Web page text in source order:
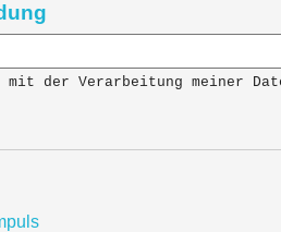
der Verarbeitung meiner